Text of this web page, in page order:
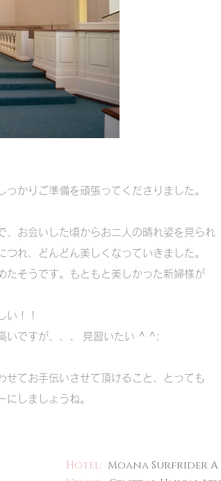
かりご準備を頑張ってくださりました。
、お会いした頃からお二人の晴れ姿を見られ
れ、どんどん美しくなっていきました。
たそうです。もともと美しかった新婦様が
い！！
いですが、、、 見習いたい ^ ^;
せてお手伝いさせて頂けること、とっても
しましょうね。
​Hotel: Moana Surfrider A